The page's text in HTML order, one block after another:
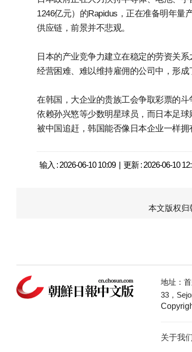
1246亿元）的Rapidus，正在准备明年
供应链，前景并不悲观。
日本的产业竞争力建立在稳定的劳资关
经营困难、难以维持雇佣的公司中，形成
在韩国，大企业的贵族工会争取彩票的
依赖孙兴慜等少数明星球员，而日本足
被中国追赶，韩国能否像日本企业一样
输入 : 2026-06-10 10:09 | 更新 : 2026-06-10
本文版权归
地址：
33，
关于我